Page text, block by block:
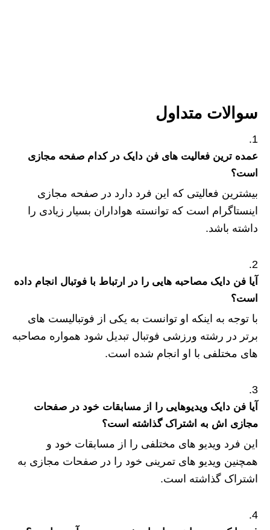
سوالات متداول
عمده ترین فعالیت های فن دایک در کدام صفحه مجازی
است؟
بیشترین فعالیتی که این فرد دارد در صفحه مجازی
اینستاگرام است که توانسته هواداران بسیار زیادی را
داشته باشد.
آیا فن دایک مصاحبه هایی را در ارتباط با فوتبال انجام داده
است؟
با توجه به اینکه او توانست به یکی از فوتبالیست های
برتر در رشته ورزشی فوتبال تبدیل شود همواره مصاحبه
های مختلفی با او انجام شده است.
آیا فن دایک ویدیوهایی را از مسابقات خود در صفحات
مجازی اش به اشتراک گذاشته است؟
این فرد ویدیو های مختلفی را از مسابقات خود و
همچنین ویدیو های تمرینی خود را در صفحات مجازی به
اشتراک گذاشته است.